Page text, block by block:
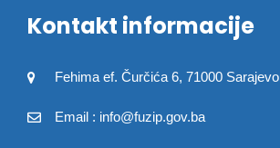
Kontakt informacije
Fehima ef. Čurčića 6, 71000 Sarajevo
Email : info@fuzip.gov.ba